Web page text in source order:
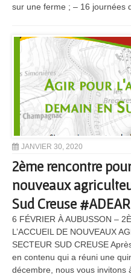
sur une ferme ; – 16 journées
JANVIER 30, 2020
2ème rencontre
nouveaux
Sud Creuse #ADEAR
6 FÉVRIER À AUBUSSON –
L’ACCUEIL DE NOUVEAUX
SECTEUR SUD CREUSE
en contenu qui a réuni une
décembre, nous vous invitons